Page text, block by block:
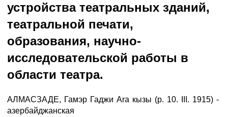
устройства театральных зданий,
театральной печати,
образования, научно-
исследовательской работы в
области театра.
АЛМАСЗАДЕ, Гамэр Гаджи Ara кызы (р. 10. III. 1915) -
азербайджанская